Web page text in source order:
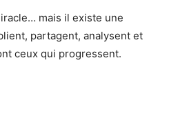
mais il existe une
partagent, analysent et
ceux qui progressent.